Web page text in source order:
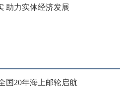
助力实体经济发展
国20年海上邮轮启航